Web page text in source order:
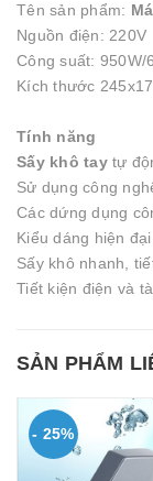
Tên sản phẩm:
Nguồn điện: 220V
Công suất: 950W/
Kích thước
Tính năng
Sấy khô taytự
Sử dụng công
Các dứng dụng
Kiểu dáng hiện
Sấy khô nhanh,
Tiết kiện điện và
SẢN PHẨM
- 25%